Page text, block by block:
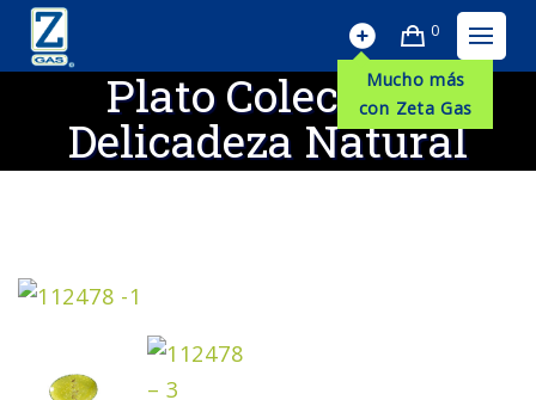
0
Mucho más
con Zeta Gas
Plato Colección
Delicadeza Natural